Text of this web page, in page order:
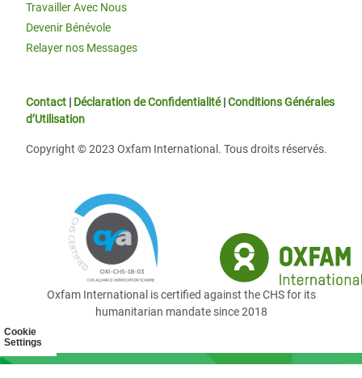
Cookie
Settings
Travailler Avec Nous
Devenir Bénévole
Relayer nos Messages
Contact | Déclaration de Confidentialité|Conditions Générales
d’Utilisation
Copyright © 2023 Oxfam International. Tous droits réservés.
Oxfam International is certified against the CHS for its
humanitarian mandate since 2018